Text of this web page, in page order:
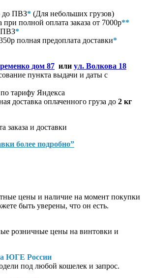
до ПВЗ* (Для небольших грузов)
при полной оплата заказа от 7000р**
ПВЗ*
полная предоплата доставки*
дом 87 или ул. Волкова 18
пункта выдачи и даты с
по тарифу Яндекса
доставка оплаченного груза до 2 кг
заказа и доставки
более подробно”
цены и наличие на момент покупки
быть уверены, что он есть.
розничные цены на винтовки и
ЮГЕ России
под любой кошелек и запрос.